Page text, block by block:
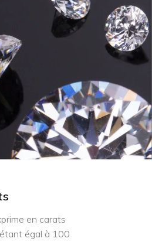
en carats
égal à 100